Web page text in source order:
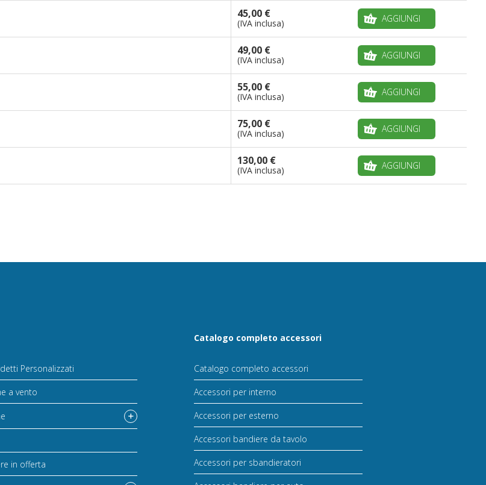
45,00 €
(IVA inclusa) AGGIUNGI
49,00 €
(IVA inclusa) AGGIUNGI
55,00 €
(IVA inclusa) AGGIUNGI
75,00 €
(IVA inclusa) AGGIUNGI
130,00 €
(IVA inclusa) AGGIUNGI
Personalizzati
a vento
in offerta
Catalogo completo accessori
Catalogo completo accessori
Accessori per interno
Accessori per esterno
Accessori bandiere da tavolo
Accessori per sbandieratori